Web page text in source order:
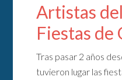
Artistas
Fiestas de
Tras pasar 2 años
tuvieron lugar las